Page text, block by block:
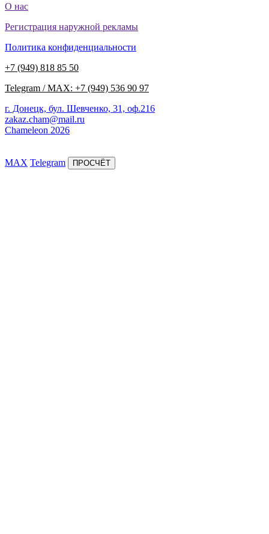
О нас
Регистрация наружной рекламы
Политика конфиденциальности
+7 (949) 818 85 50
Telegram / MAX: +7 (949) 536 90 97
г. Донецк, бул. Шевченко, 31, оф.216
zakaz.cham@mail.ru
Chameleon 2026
MAX Telegram ПРОСЧЁТ